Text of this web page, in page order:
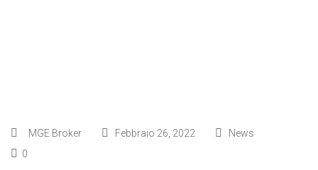
MGE Broker Febbraio 26, 2022
News
0